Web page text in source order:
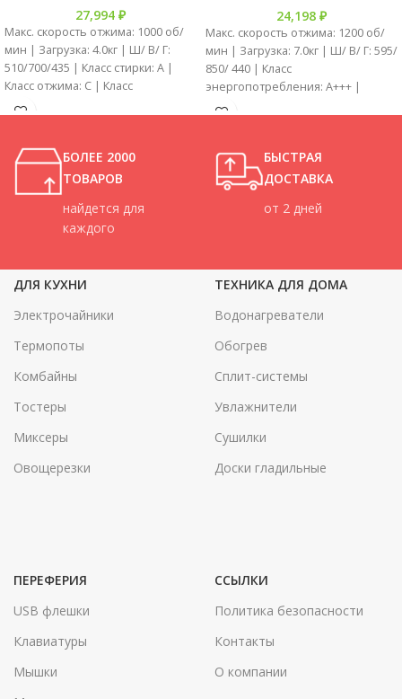
27,994 ₽
Макс. скорость отжима: 1000 об/
мин | Загрузка: 4.0кг | Ш/ В/ Г:
510/700/435 | Класс стирки: A |
Класс отжима: C | Класс
энергопотребления: A | Кол.
дверцы: black (черный)
24,198 ₽
Макс. скорость отжима: 1200 об/
мин | Загрузка: 7.0кг | Ш/ В/ Г: 595/
850/ 440 | Класс
энергопотребления: A+++ |
Дисплей: LED | Кол. программ:
(белый)
БОЛЕЕ 2000
ТОВАРОВ
найдется для
каждого
БЫСТРАЯ
ДОСТАВКА
от 2 дней
ДЛЯ КУХНИ
Электрочайники
Термопоты
Комбайны
Тостеры
Миксеры
Овощерезки
ТЕХНИКА ДЛЯ ДОМА
Водонагреватели
Обогрев
Сплит-системы
Увлажнители
Сушилки
Доски гладильные
ПЕРЕФЕРИЯ
USB флешки
Клавиатуры
Мышки
ССЫЛКИ
Политика безопасности
Контакты
О компании